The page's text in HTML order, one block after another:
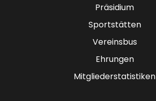
Präsidium
Sportstätten
Vereinsbus
Ehrungen
Mitgliederstatistiken